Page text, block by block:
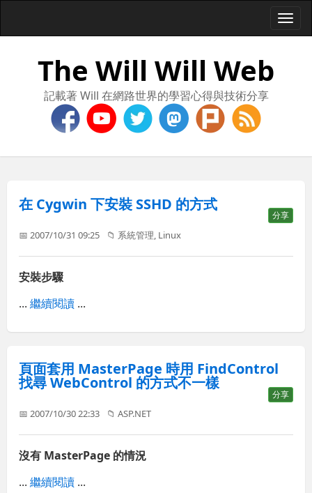
The Will Will Web
記載著 Will 在網路世界的學習心得與技術分享
在 Cygwin 下安裝 SSHD 的方式
分享
📅 2007/10/31 09:25 📁 系統管理 Linux
安裝步驟
...繼續閱讀 ...
頁面套用 MasterPage 時用 FindControl
找尋 WebControl 的方式不一樣
分享
📅 2007/10/30 22:33 📁ASP.NET
沒有 MasterPage 的情況
...繼續閱讀 ...